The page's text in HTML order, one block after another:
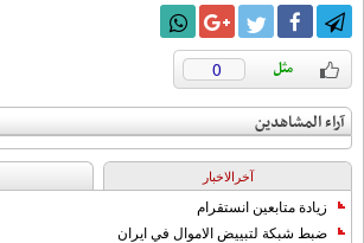
0
آراء المشاهدين
آخرالاخبار
زيادة متابعين انستقرام
ضبط شبكة لتبييض الاموال في ايران